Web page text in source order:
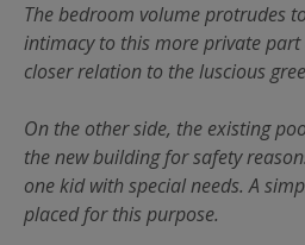
The bedroom volume protrudes
intimacy to this more private part
closer relation to the luscious
On the other side, the existing
the new building for safety
one kid with special needs. A
placed for this purpose.